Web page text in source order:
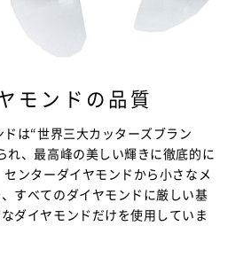
モンドの品質
は“世界三大カッターズブラン
れ、最高峰の美しい輝きに徹底的に
ンターダイヤモンドから小さなメ
すべてのダイヤモンドに厳しい基
ダイヤモンドだけを使用していま